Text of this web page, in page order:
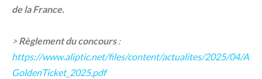
de la France.
>Règlement du concours:
https://www.aliptic.net/files/content/actualites/2025/04/
GoldenTicket_2025.pdf